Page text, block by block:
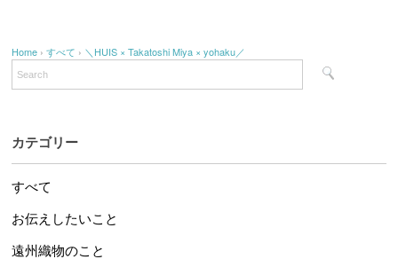
Home ›すべて › ＼HUIS × Takatoshi Miya × yohaku／
カテゴリー
すべて
お伝えしたいこと
遠州織物のこと